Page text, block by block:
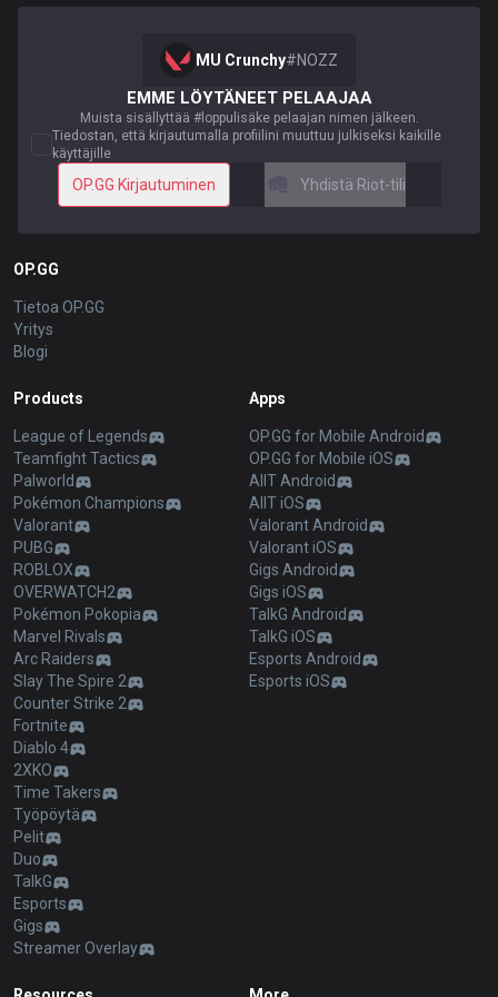
MU Crunchy#NOZZ
EMME LÖYTÄNEET PELAAJAA
Muista sisällyttää #loppulisäke pelaajan nimen jälkeen.
Tiedostan, että kirjautumalla profiilini muuttuu julkiseksi kaikille
käyttäjille
OP.GG Kirjautuminen Yhdistä Riot-tili
OP.GG
Tietoa OP.GG
Yritys
Blogi
Products
League of Legends
Teamfight Tactics
Palworld
Pokémon Champions
Valorant
PUBG
ROBLOX
OVERWATCH2
Pokémon Pokopia
Marvel Rivals
Arc Raiders
Slay The Spire 2
Counter Strike 2
Fortnite
Diablo 4
2XKO
Time Takers
Työpöytä
Pelit
Duo
TalkG
Esports
Gigs
Streamer Overlay
Apps
OP.GG for Mobile Android
OP.GG for Mobile iOS
AllT Android
AllT iOS
Valorant Android
Valorant iOS
Gigs Android
Gigs iOS
TalkG Android
TalkG iOS
Esports Android
Esports iOS